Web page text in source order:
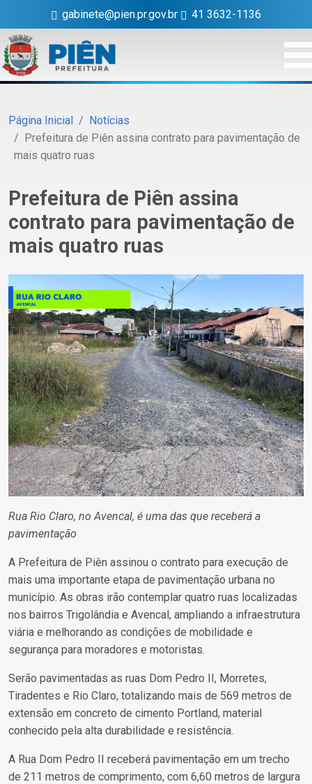
gabinete@pien.pr.gov.br 41 3632-1136
Página Inicial
Notícias
Prefeitura de Piên assina contrato para pavimentação de
mais quatro ruas
Prefeitura de Piên assina
contrato para pavimentação de
mais quatro ruas
Rua Rio Claro, no Avencal, é uma das que receberá a
pavimentação
A Prefeitura de Piên assinou o contrato para execução de
mais uma importante etapa de pavimentação urbana no
município. As obras irão contemplar quatro ruas localizadas
nos bairros Trigolândia e Avencal, ampliando a infraestrutura
viária e melhorando as condições de mobilidade e
segurança para moradores e motoristas.
Serão pavimentadas as ruas Dom Pedro II, Morretes,
Tiradentes e Rio Claro, totalizando mais de 569 metros de
extensão em concreto de cimento Portland, material
conhecido pela alta durabilidade e resistência.
A Rua Dom Pedro II receberá pavimentação em um trecho
de 211 metros de comprimento, com 6,60 metros de largura